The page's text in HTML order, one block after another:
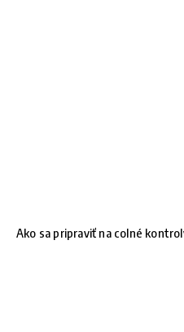
Ako sa pripraviť na colné